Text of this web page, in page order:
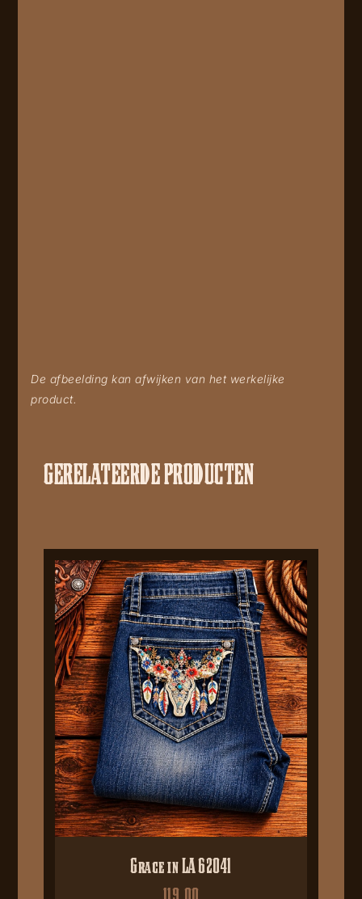
De afbeelding kan afwijken van het werkelijke
product.
GERELATEERDE PRODUCTEN
Grace in LA 62041
119,00